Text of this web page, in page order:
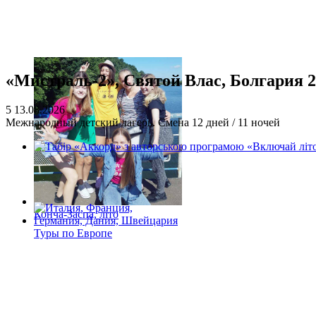
Конча-Заспа, літо
Туры по Европе
«Мистраль-2», Святой Влас, Болгария
5 13.08.2026
Межнародный детский лагерь. Смена 12 дней / 11 ночей